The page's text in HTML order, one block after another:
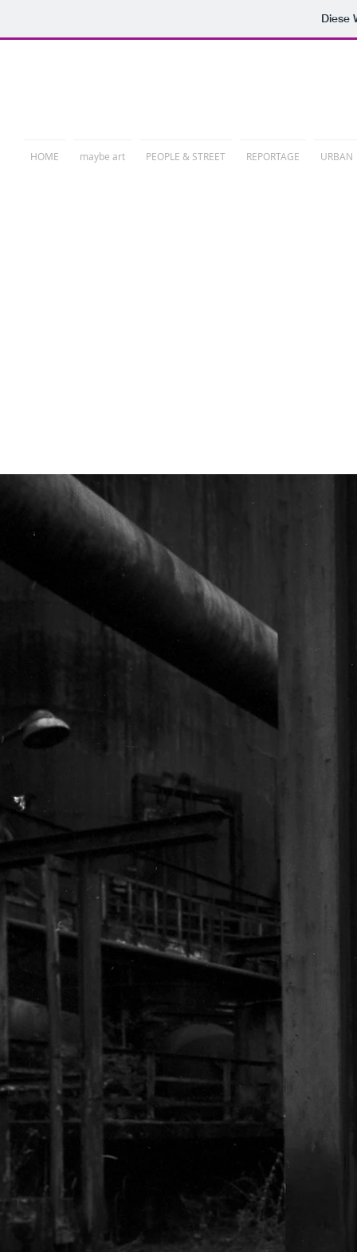
Diese
HOME maybe art PEOPLE & STREET REPORTAGE URBAN